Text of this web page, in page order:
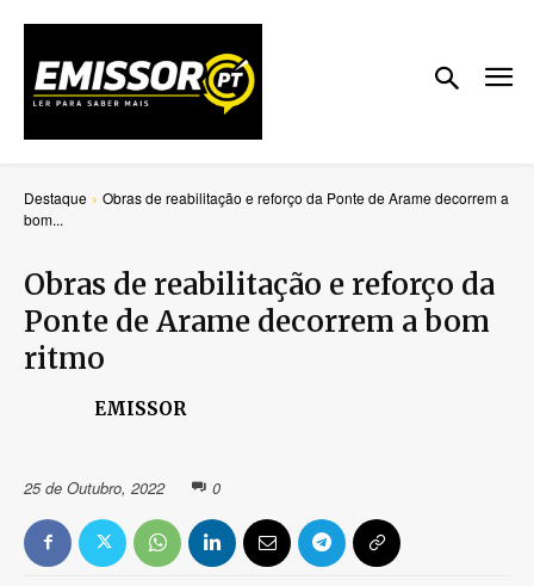
Destaque
Obras de reabilitação e reforço da Ponte de Arame decorrem a
bom...
Obras de reabilitação e reforço da
Ponte de Arame decorrem a bom
ritmo
EMISSOR
25 de Outubro, 2022 0